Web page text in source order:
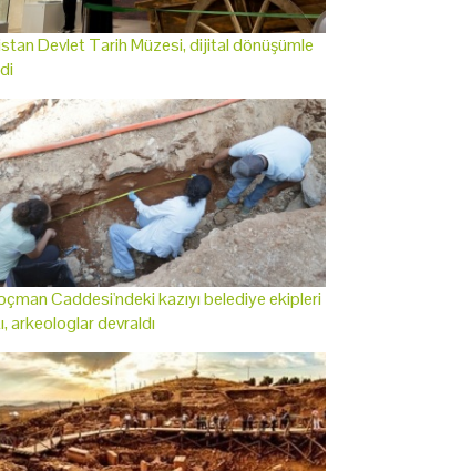
Devlet Tarih Müzesi, dijital dönüşümle
Caddesi'ndeki kazıyı belediye ekipleri
arkeologlar devraldı